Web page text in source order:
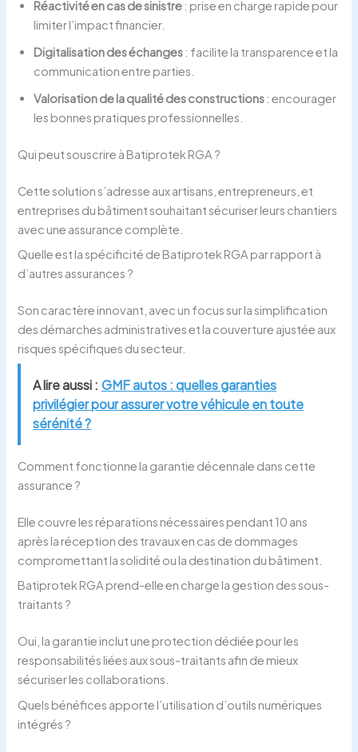
Réactivité en cas de sinistre : prise en charge rapide pour
limiter l’impact financier.
Digitalisation des échanges : facilite la transparence et la
communication entre parties.
Valorisation de la qualité des constructions : encourager
les bonnes pratiques professionnelles.
Qui peut souscrire à Batiprotek RGA ?
Cette solution s’adresse aux artisans, entrepreneurs, et
entreprises du bâtiment souhaitant sécuriser leurs chantiers
avec une assurance complète.
Quelle est la spécificité de Batiprotek RGA par rapport à
d’autres assurances ?
Son caractère innovant, avec un focus sur la simplification
des démarches administratives et la couverture ajustée aux
risques spécifiques du secteur.
A lire aussi : GMF autos : quelles garanties
privilégier pour assurer votre véhicule en toute
sérénité ?
Comment fonctionne la garantie décennale dans cette
assurance ?
Elle couvre les réparations nécessaires pendant 10 ans
après la réception des travaux en cas de dommages
compromettant la solidité ou la destination du bâtiment.
Batiprotek RGA prend-elle en charge la gestion des sous-
traitants ?
Oui, la garantie inclut une protection dédiée pour les
responsabilités liées aux sous-traitants afin de mieux
sécuriser les collaborations.
Quels bénéfices apporte l’utilisation d’outils numériques
intégrés ?